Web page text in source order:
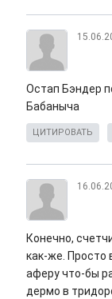
Остап Бэндер
Бабаныча
ЦИТИРОВАТЬ
Конечно,
как-же. Просто
аферу что-бы
дермо в